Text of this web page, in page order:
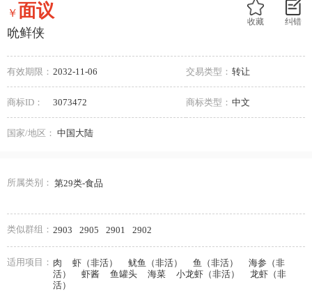
纠错
收藏
￥面议
吮鲜侠
有效期限： 2032-11-06 交易类型： 转让
商标ID： 3073472 商标类型： 中文
国家/地区： 中国大陆
所属类别： 第29类-食品
类似群组： 2903 2905 2901 2902
适用项目： 肉 虾（非活） 鱿鱼（非活） 鱼（非活）
海参（非
活）
虾酱 鱼罐头 海菜 小龙虾（非活）
龙虾（非
活）